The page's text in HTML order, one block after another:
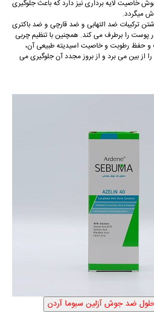
خاصیت لایه برداری نیز دارد که باعث جلوگیری
میگردد.
ترکیبات ضد التهابی و ضد قارچی و ضد باکتری
پوست را برطرف می کند. همچنین با تنظیم چربی
حفظ رطوبت و خاصیت اسیدیته طبیعی آن،
از بین می برد و از بروز مجدد آن جلوگیری می